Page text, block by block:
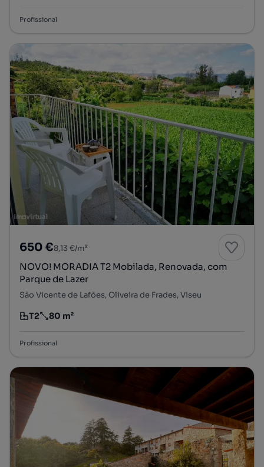
Profissional
650 €8,13 €/m²
NOVO! MORADIA T2 Mobilada, Renovada, com
Parque de Lazer
São Vicente de Lafões, Oliveira de Frades, Viseu
Tipologia
T2
Preço por metro quadrado
80 m²
Profissional